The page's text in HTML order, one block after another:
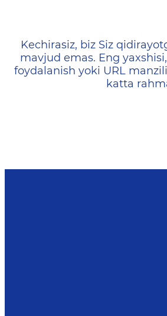
404 —
Kechirasiz, biz Siz
mavjud emas. Eng
foydalanish yoki URL
katta